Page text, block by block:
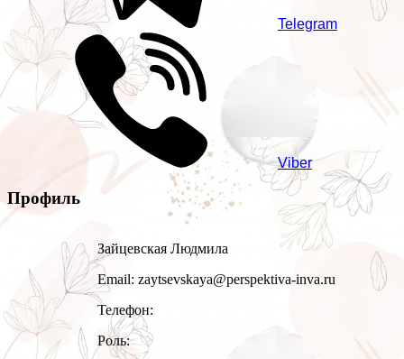
Telegram
Viber
Профиль
Зайцевская Людмила
Email: zaytsevskaya@perspektiva-inva.ru
Телефон:
Роль: